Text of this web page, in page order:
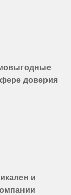
доверия
и